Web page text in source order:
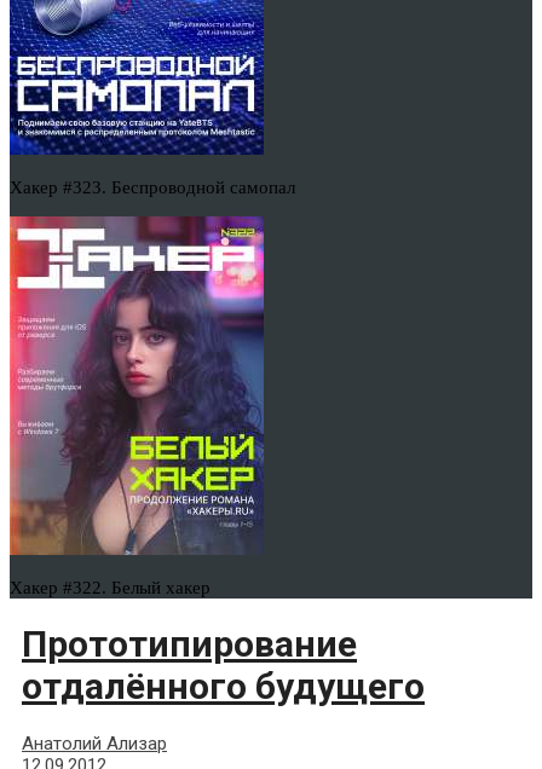
Хакер #323. Беспроводной самопал
Хакер #322. Белый хакер
Прототипирование
отдалённого будущего
Анатолий Ализар